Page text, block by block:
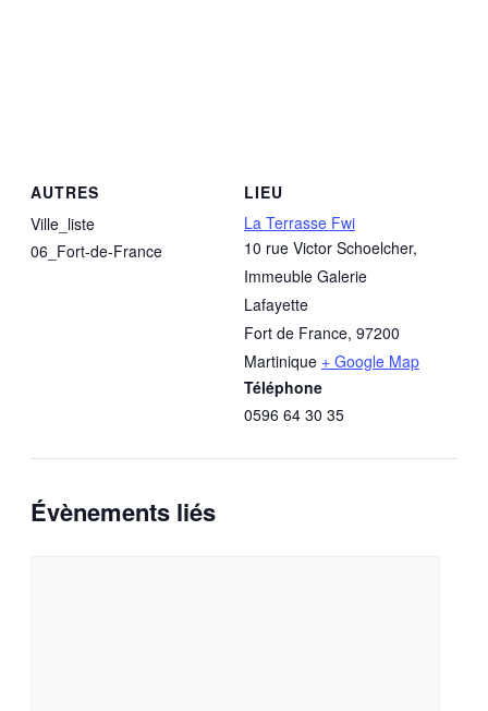
LIEU
La Terrasse Fwi
10 rue Victor Schoelcher,
Immeuble Galerie
Lafayette
Fort de France, 97200
Martinique + Google Map
Téléphone
0596 64 30 35
AUTRES
Ville_liste
06_Fort-de-France
Évènements liés